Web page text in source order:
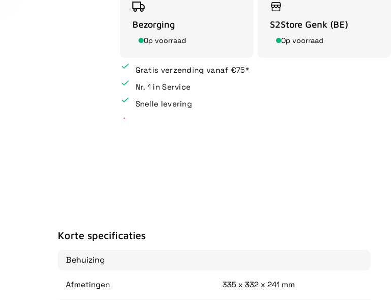
Bezorging
Op voorraad
S2Store Genk (BE)
Op voorraad
Gratis verzending vanaf €75*
Nr. 1 in Service
Snelle levering
Korte specificaties
Behuizing
Afmetingen 335 x 332 x 241 mm